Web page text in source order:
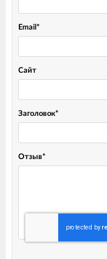
Email *
Сайт
Заголовок*
Отзыв*